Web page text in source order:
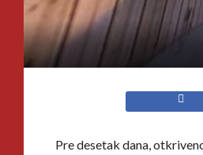
Pre desetak dana,